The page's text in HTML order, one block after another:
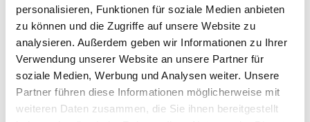
personalisieren, Funktionen für soziale Medien anbieten
zu können und die Zugriffe auf unsere Website zu
analysieren. Außerdem geben wir Informationen zu Ihrer
Verwendung unserer Website an unsere Partner für
soziale Medien, Werbung und Analysen weiter. Unsere
Partner führen diese Informationen möglicherweise mit
weiteren Daten zusammen, die Sie ihnen bereitgestellt
Insekten in vielen Haushalten zum täglichen
Begleiter. Gleichzeitig möchte niemand auf
frische Luft oder offene Türen verzichten. Hier
setzt moderner Insektenschutz an….
mehr erfahren